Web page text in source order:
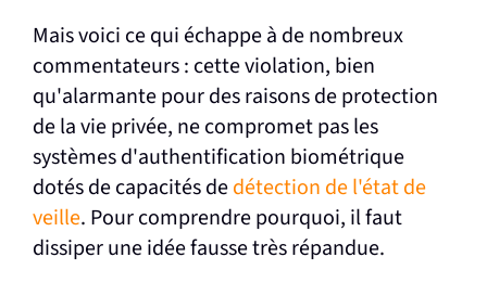
Mais voici ce qui échappe à de nombreux
commentateurs : cette violation, bien
qu'alarmante pour des raisons de protection
de la vie privée, ne compromet pas les
systèmes d'authentification biométrique
dotés de capacités dedétection de l'état de
veille. Pour comprendre pourquoi, il faut
dissiper une idée fausse très répandue.